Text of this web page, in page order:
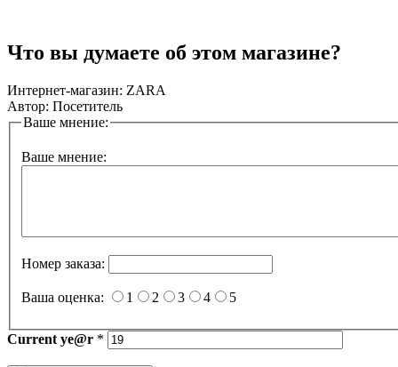
Что вы думаете об этом магазине?
Интернет-магазин: ZARA
Автор: Посетитель
Ваше мнение:
Ваше мнение:
Номер заказа:
Ваша оценка: 1 2 3 4 5
Current ye@r *